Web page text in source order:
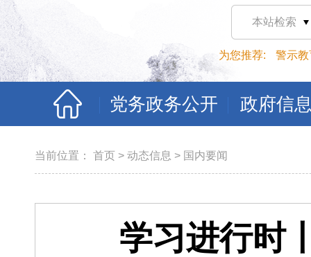
本站检索
为您推荐: 警示教
党务政务公开 政府信
当前位置： 首页 > 动态信息 > 国内要闻
学习进行时